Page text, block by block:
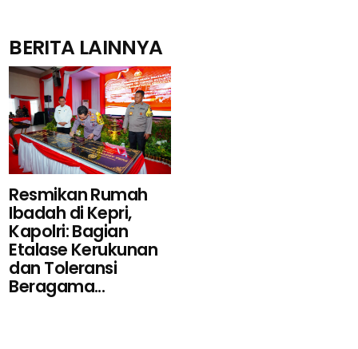
BERITA LAINNYA
Resmikan Rumah
Ibadah di Kepri,
Kapolri: Bagian
Etalase Kerukunan
dan Toleransi
Beragama...